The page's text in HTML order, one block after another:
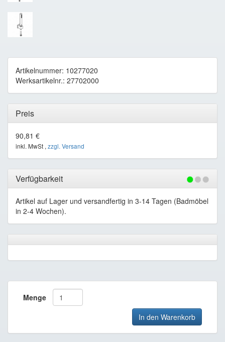
Artikelnummer: 10277020
Werksartikelnr.: 27702000
Preis
90,81 €
inkl. MwSt , zzgl. Versand
Verfügbarkeit
Artikel auf Lager und versandfertig in 3-14 Tagen (Badmöbel
in 2-4 Wochen).
Menge
In den Warenkorb